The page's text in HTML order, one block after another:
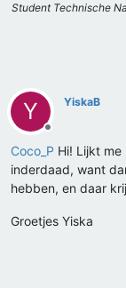
Student Technische
Y
Offline
YiskaB
Coco_P Hi! Lijkt
inderdaad, want
hebben, en daar
Groetjes Yiska